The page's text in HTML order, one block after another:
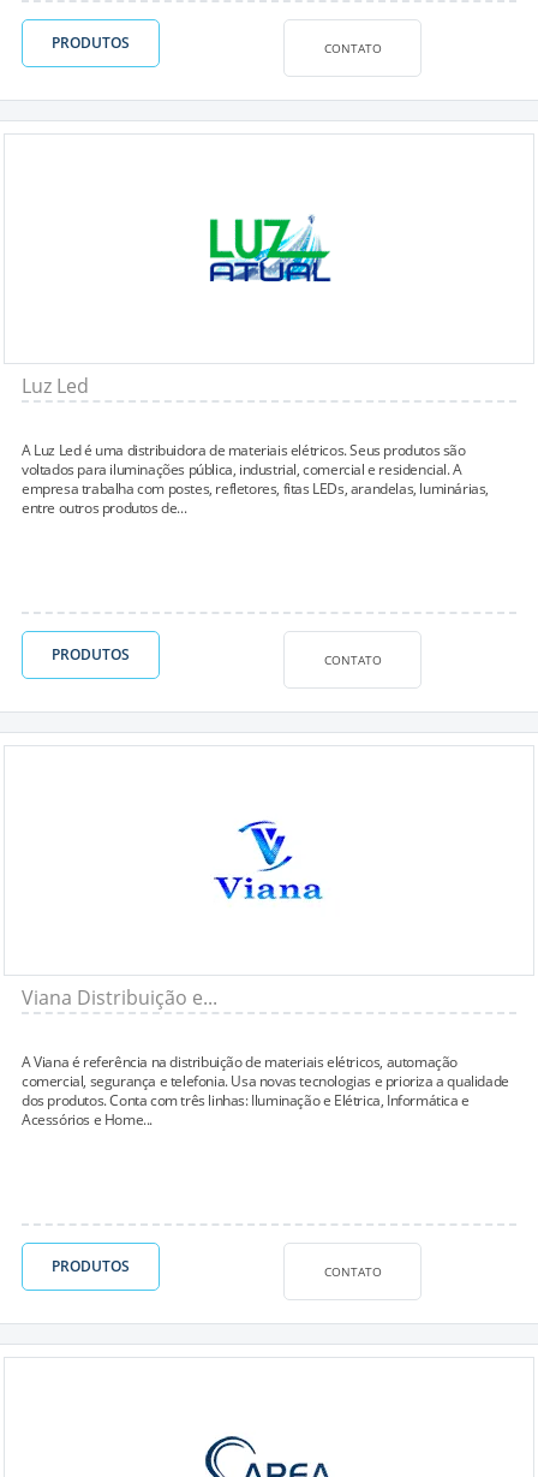
PRODUTOS CONTATO
Luz Led
A Luz Led é uma distribuidora de materiais elétricos. Seus produtos são
voltados para iluminações pública, industrial, comercial e residencial. A
empresa trabalha com postes, refletores, fitas LEDs, arandelas, luminárias,
entre outros produtos de...
PRODUTOS CONTATO
Viana Distribuição e...
A Viana é referência na distribuição de materiais elétricos, automação
comercial, segurança e telefonia. Usa novas tecnologias e prioriza a qualidade
dos produtos. Conta com três linhas: Iluminação e Elétrica, Informática e
Acessórios e Home...
PRODUTOS CONTATO